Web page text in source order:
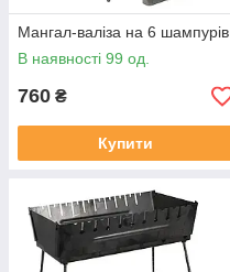
Мангал-валіза на 6 шампурів
В наявності 99 од.
760 ₴
Купити